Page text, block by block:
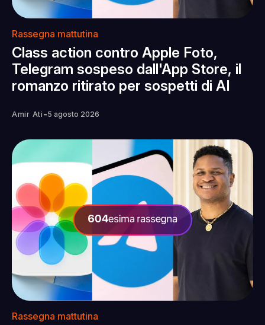
Rassegna mattutina
Class action contro Apple Foto,
Telegram sospeso dall'App Store, il
romanzo ritirato per sospetti di AI
Amir Ati -5 agosto 2026
Rassegna mattutina